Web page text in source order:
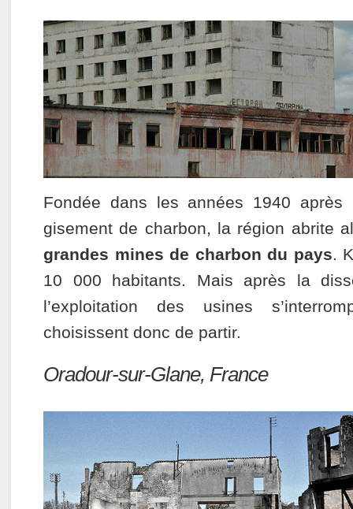
Fondée dans les années 1940 après
gisement de charbon, la région abrite
grandes mines de charbon du pays.
10 000 habitants. Mais après la
l’exploitation des usines
choisissent donc de partir.
Oradour-sur-Glane, France